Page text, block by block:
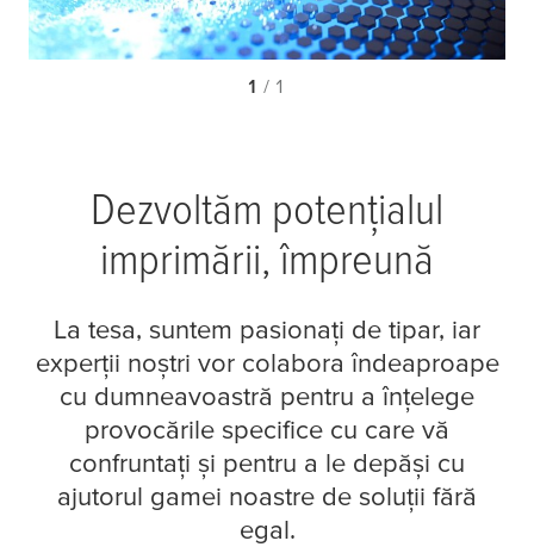
1 / 1
Dezvoltăm potențialul
imprimării, împreună
La tesa, suntem pasionați de tipar, iar
experții noștri vor colabora îndeaproape
cu dumneavoastră pentru a înțelege
provocările specifice cu care vă
confruntați și pentru a le depăși cu
ajutorul gamei noastre de soluții fără
egal.